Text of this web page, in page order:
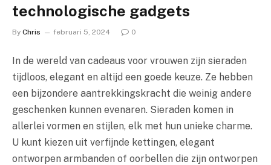
technologische gadgets
By Chris februari 5, 2024 0
In de wereld van cadeaus voor vrouwen zijn sieraden
tijdloos, elegant en altijd een goede keuze. Ze hebben
een bijzondere aantrekkingskracht die weinig andere
geschenken kunnen evenaren. Sieraden komen in
allerlei vormen en stijlen, elk met hun unieke charme.
U kunt kiezen uit verfijnde kettingen, elegant
ontworpen armbanden of oorbellen die zijn ontworpen